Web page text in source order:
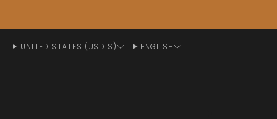
UNITED STATES (USD $) ENGLISH